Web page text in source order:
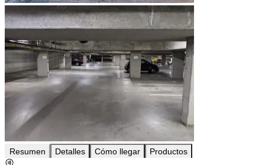
Resumen Detalles Cómo llegar Productos